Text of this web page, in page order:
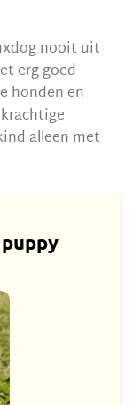
nooit uit
erg goed
honden en
alleen met
puppy